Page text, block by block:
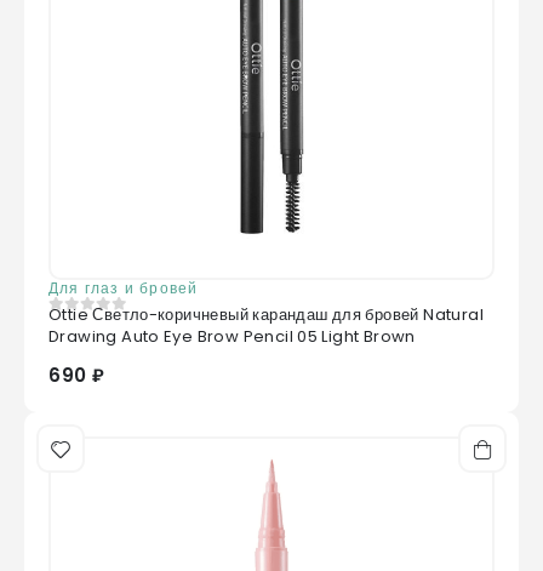
Для глаз и бровей
0из 5
Ottie Светло-коричневый карандаш для бровей Natural
Drawing Auto Eye Brow Pencil 05 Light Brown
690 ₽